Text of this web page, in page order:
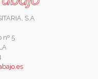
S.A
nº 5